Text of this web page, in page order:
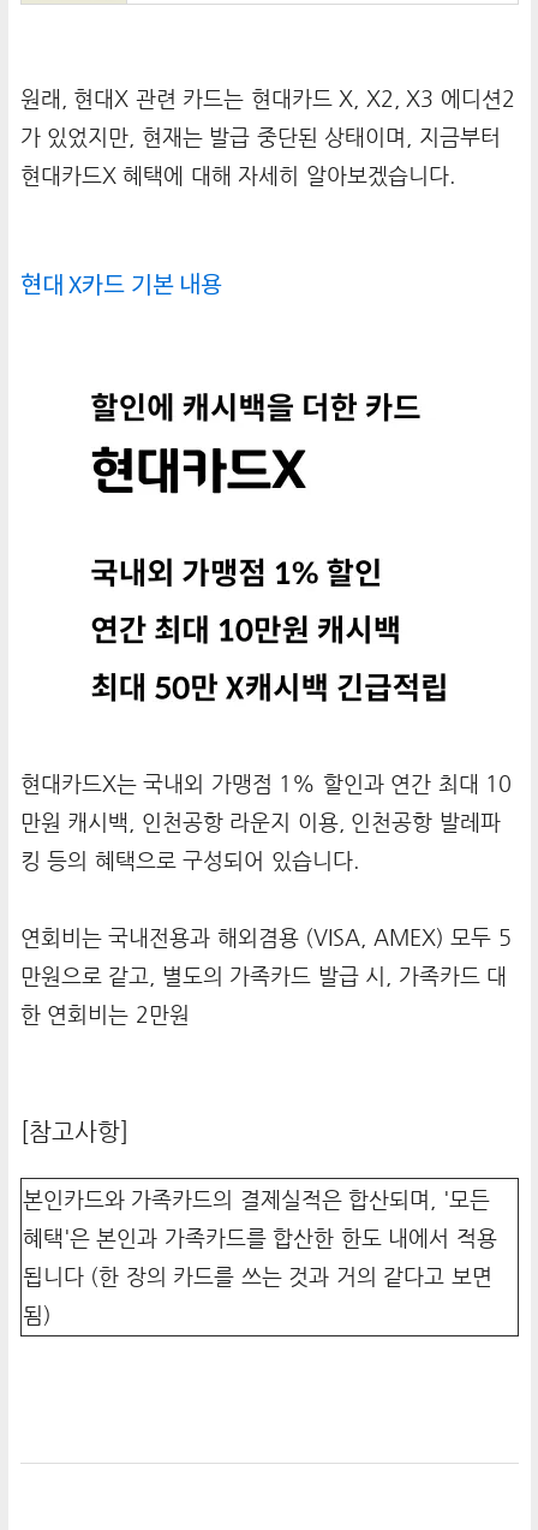
원래, 현대X 관련 카드는 현대카드 X, X2, X3 에디션2
가 있었지만, 현재는 발급 중단된 상태이며, 지금부터
현대카드X 혜택에 대해 자세히 알아보겠습니다.
현대 X카드 기본 내용
현대카드X는 국내외 가맹점 1% 할인과 연간 최대 10
만원 캐시백, 인천공항 라운지 이용, 인천공항 발레파
킹 등의 혜택으로 구성되어 있습니다.
연회비는 국내전용과 해외겸용 (VISA, AMEX) 모두 5
만원으로 같고, 별도의 가족카드 발급 시, 가족카드 대
한 연회비는 2만원
[참고사항]
본인카드와 가족카드의 결제실적은 합산되며, '모든
혜택'은 본인과 가족카드를 합산한 한도 내에서 적용
됩니다 (한 장의 카드를 쓰는 것과 거의 같다고 보면
됨)